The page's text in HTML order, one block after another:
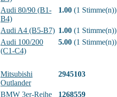
Audi 80/90 (B1-
B4)
1.00 (1 Stimme(n))
Audi A4 (B5-B7) 1.00 (1 Stimme(n))
Audi 100/200
(C1-C4)
5.00 (1 Stimme(n))
Mitsubishi
Outlander
2945103
BMW 3er-Reihe
1268559